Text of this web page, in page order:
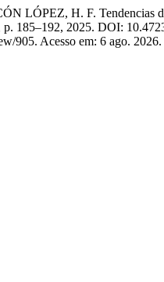
H. F. Tendencias
p. 185–192, 2025. DOI:
905. Acesso em: 6 ago. 2026.